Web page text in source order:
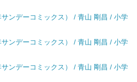
ンデーコミックス） / 青山 剛昌 / 小学
ンデーコミックス） / 青山 剛昌 / 小学
ンデーコミックス） / 青山 剛昌 / 小学